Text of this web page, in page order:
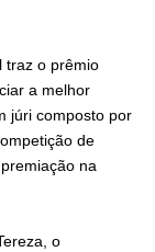
traz o prêmio
a melhor
júri composto por
de
na
o